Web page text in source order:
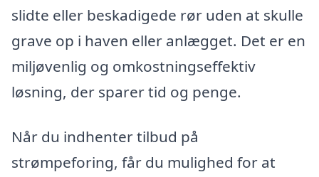
slidte eller beskadigede rør uden at skulle
grave op i haven eller anlægget. Det er en
miljøvenlig og omkostningseffektiv
løsning, der sparer tid og penge.
Når du indhenter tilbud på
strømpeforing, får du mulighed for at